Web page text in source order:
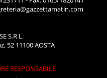
S.R.L.
52 11100 AOSTA
RESPONSABILE